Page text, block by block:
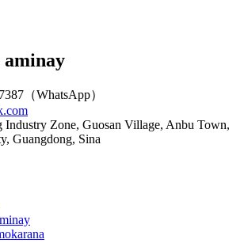
（WhatsApp）
Industry Zone, Guosan Village, Anbu Town,
Guangdong, Sina